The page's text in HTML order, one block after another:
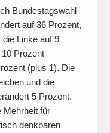
Bundestagswahl
auf 36 Prozent,
Linke auf 9
Prozent
(plus 1). Die
und die
5 Prozent.
Mehrheit für
denkbaren